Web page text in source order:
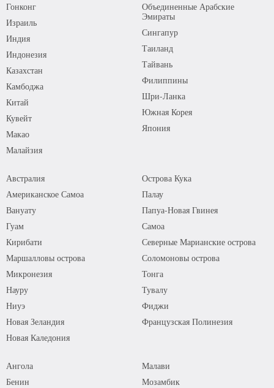
Гонконг
Израиль
Индия
Индонезия
Казахстан
Камбоджа
Китай
Кувейт
Макао
Малайзия
Объединенные Арабские
Эмираты
Сингапур
Таиланд
Тайвань
Филиппины
Шри-Ланка
Южная Корея
Япония
Австралия
Американское Самоа
Вануату
Гуам
Кирибати
Маршалловы острова
Микронезия
Науру
Ниуэ
Новая Зеландия
Новая Каледония
Острова Кука
Палау
Папуа-Новая Гвинея
Самоа
Северные Марианские острова
Соломоновы острова
Тонга
Тувалу
Фиджи
Французская Полинезия
Ангола
Бенин
Малави
Мозамбик